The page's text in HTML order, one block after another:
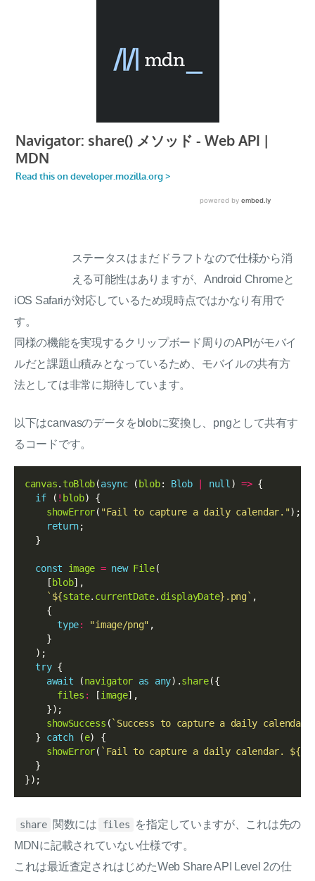
ステータスはまだドラフトなので仕様から消
える可能性はありますが、Android Chromeと
iOS Safariが対応しているため現時点ではかなり有用で
す。
同様の機能を実現するクリップボード周りのAPIがモバイ
ルだと課題山積みとなっているため、モバイルの共有方
法としては非常に期待しています。
以下はcanvasのデータをblobに変換し、pngとして共有す
るコードです。
canvas. toBlob(async ( blob: Blob null) => {
if ( ! blob) {
showError( "Fail to capture a daily calendar.");
return;
  }
const image = new File(
    [
blob],
` ${state. currentDate. displayDate} .png` ,
    {
type: "image/png" ,
    }
  );
try {
await (navigator as any).share({
files : [image],
    });
showSuccess ( `Success to capture a daily
  }
catch (e) {
showError( `Fail to capture a daily calendar. ${
  }
share 関数には files
を指定していますが、これは先の
MDNに記載されていない仕様です。
これは最近査定されはじめたWeb Share API Level 2の仕